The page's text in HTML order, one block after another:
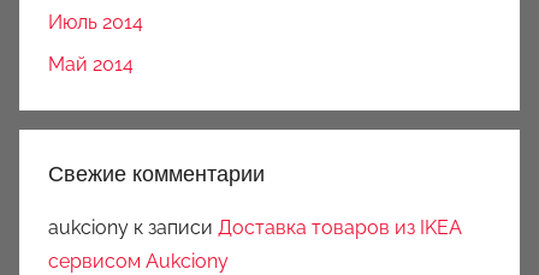
Июль 2014
Май 2014
Свежие комментарии
aukciony к записи Доставка товаров из IKEA
сервисом Aukciony